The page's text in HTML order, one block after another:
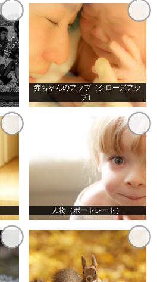
赤ちゃんのアップ（クローズアッ
プ）
人物（ポートレート）